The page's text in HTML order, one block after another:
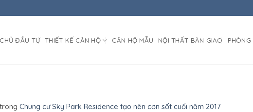
CHỦ ĐẦU TƯ THIẾT KẾ CĂN HỘ CĂN HỘ MẪU NỘI THẤT BÀN GIAO
trong Chung cư Sky Park Residence tạo nên cơn sốt cuối năm 2017